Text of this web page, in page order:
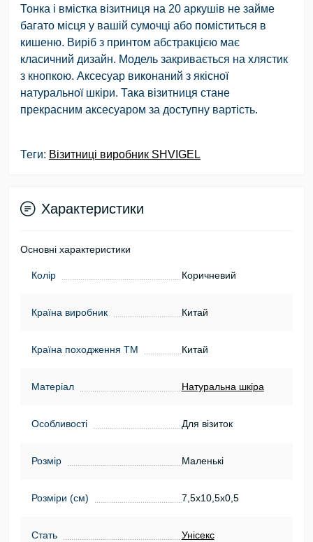
Тонка і вмістка візитниця на 20 аркушів не займе
багато місця у вашій сумочці або поміститься в
кишеню. Виріб з принтом абстракцією має
класичний дизайн. Модель закривається на хлястик
з кнопкою. Аксесуар виконаний з якісної
натуральної шкіри. Така візитниця стане
прекрасним аксесуаром за доступну вартість.
Теги: Візитниці виробник SHVIGEL
Характеристики
Основні характеристики
Колір Коричневий
Країна виробник Китай
Країна походження ТМ Китай
Матеріал Натуральна шкіра
Особливості Для візиток
Розмір Маленькі
Розміри (см) 7,5х10,5х0,5
Стать Унісекс